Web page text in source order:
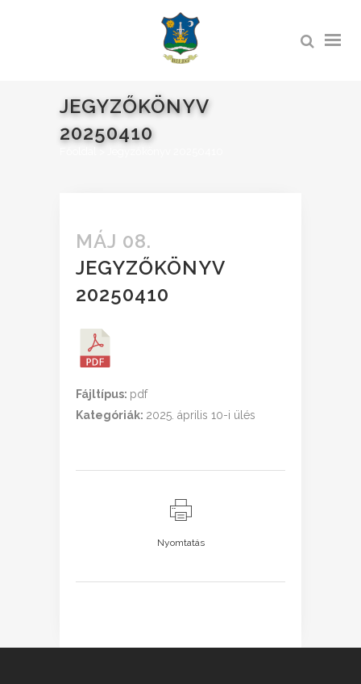
JEGYZŐKÖNYV
20250410
MÁJ 08.
JEGYZŐKÖNYV
20250410
Fájltípus: pdf
Kategóriák: 2025. április 10-i ülés
Nyomtatás